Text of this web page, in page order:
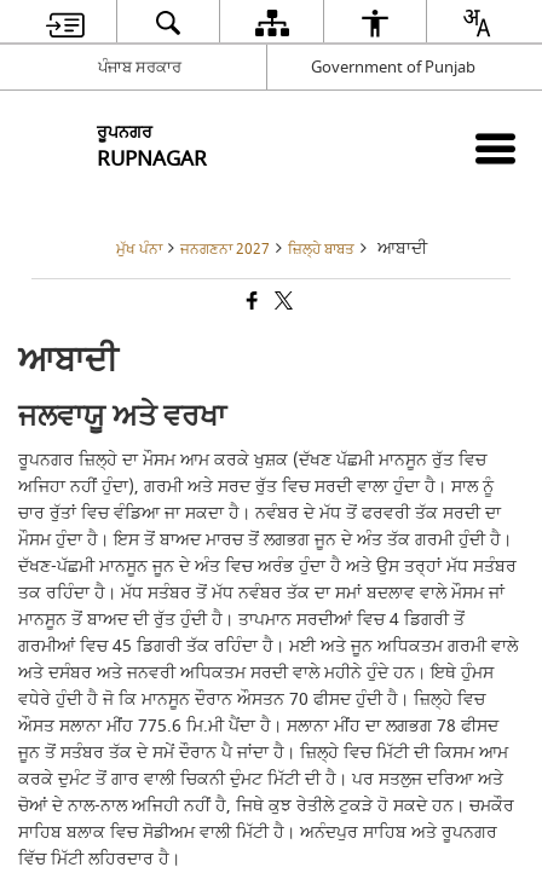
ਪੰਜਾਬ ਸਰਕਾਰ Government of Punjab
ਰੂਪਨਗਰ
RUPNAGAR
ਮੁੱਖ ਪੰਨਾ ਜਨਗਣਨਾ 2027 ਜ਼ਿਲ੍ਹੇ ਬਾਬਤ ਆਬਾਦੀ
ਆਬਾਦੀ
ਜਲਵਾਯੂ ਅਤੇ ਵਰਖਾ
ਰੂਪਨਗਰ ਜ਼ਿਲ੍ਹੇ ਦਾ ਮੌਸਮ ਆਮ ਕਰਕੇ ਖੁਸ਼ਕ (ਦੱਖਣ ਪੱਛਮੀ ਮਾਨਸੂਨ ਰੁੱਤ ਵਿਚ
ਅਜਿਹਾ ਨਹੀਂ ਹੁੰਦਾ), ਗਰਮੀ ਅਤੇ ਸਰਦ ਰੁੱਤ ਵਿਚ ਸਰਦੀ ਵਾਲਾ ਹੁੰਦਾ ਹੈ। ਸਾਲ ਨੂੰ
ਚਾਰ ਰੁੱਤਾਂ ਵਿਚ ਵੰਡਿਆ ਜਾ ਸਕਦਾ ਹੈ। ਨਵੰਬਰ ਦੇ ਮੱਧ ਤੋਂ ਫਰਵਰੀ ਤੱਕ ਸਰਦੀ ਦਾ
ਮੌਸਮ ਹੁੰਦਾ ਹੈ। ਇਸ ਤੋਂ ਬਾਅਦ ਮਾਰਚ ਤੋਂ ਲਗਭਗ ਜੂਨ ਦੇ ਅੰਤ ਤੱਕ ਗਰਮੀ ਹੁੰਦੀ ਹੈ।
ਦੱਖਣ-ਪੱਛਮੀ ਮਾਨਸੂਨ ਜੂਨ ਦੇ ਅੰਤ ਵਿਚ ਅਰੰਭ ਹੁੰਦਾ ਹੈ ਅਤੇ ਉਸ ਤਰ੍ਹਾਂ ਮੱਧ ਸਤੰਬਰ
ਤਕ ਰਹਿੰਦਾ ਹੈ। ਮੱਧ ਸਤੰਬਰ ਤੋਂ ਮੱਧ ਨਵੰਬਰ ਤੱਕ ਦਾ ਸਮਾਂ ਬਦਲਾਵ ਵਾਲੇ ਮੌਸਮ ਜਾਂ
ਮਾਨਸੂਨ ਤੋਂ ਬਾਅਦ ਦੀ ਰੁੱਤ ਹੁੰਦੀ ਹੈ। ਤਾਪਮਾਨ ਸਰਦੀਆਂ ਵਿਚ 4 ਡਿਗਰੀ ਤੋਂ
ਗਰਮੀਆਂ ਵਿਚ 45 ਡਿਗਰੀ ਤੱਕ ਰਹਿੰਦਾ ਹੈ। ਮਈ ਅਤੇ ਜੂਨ ਅਧਿਕਤਮ ਗਰਮੀ ਵਾਲੇ
ਅਤੇ ਦਸੰਬਰ ਅਤੇ ਜਨਵਰੀ ਅਧਿਕਤਮ ਸਰਦੀ ਵਾਲੇ ਮਹੀਨੇ ਹੁੰਦੇ ਹਨ। ਇਥੇ ਹੁੰਮਸ
ਵਧੇਰੇ ਹੁੰਦੀ ਹੈ ਜੋ ਕਿ ਮਾਨਸੂਨ ਦੌਰਾਨ ਔਸਤਨ 70 ਫੀਸਦ ਹੁੰਦੀ ਹੈ। ਜ਼ਿਲ੍ਹੇ ਵਿਚ
ਔਸਤ ਸਲਾਨਾ ਮੀਂਹ 775.6 ਮਿ.ਮੀ ਪੈਂਦਾ ਹੈ। ਸਲਾਨਾ ਮੀਂਹ ਦਾ ਲਗਭਗ 78 ਫੀਸਦ
ਜੂਨ ਤੋਂ ਸਤੰਬਰ ਤੱਕ ਦੇ ਸਮੇਂ ਦੌਰਾਨ ਪੈ ਜਾਂਦਾ ਹੈ। ਜ਼ਿਲ੍ਹੇ ਵਿਚ ਮਿੱਟੀ ਦੀ ਕਿਸਮ ਆਮ
ਕਰਕੇ ਦੁਮੰਟ ਤੋਂ ਗਾਰ ਵਾਲੀ ਚਿਕਨੀ ਦੁੰਮਟ ਮਿੱਟੀ ਦੀ ਹੈ। ਪਰ ਸਤਲੁਜ ਦਰਿਆ ਅਤੇ
ਚੋਆਂ ਦੇ ਨਾਲ-ਨਾਲ ਅਜਿਹੀ ਨਹੀਂ ਹੈ, ਜਿਥੇ ਕੁਝ ਰੇਤੀਲੇ ਟੁਕੜੇ ਹੋ ਸਕਦੇ ਹਨ। ਚਮਕੌਰ
ਸਾਹਿਬ ਬਲਾਕ ਵਿਚ ਸੋਡੀਅਮ ਵਾਲੀ ਮਿੱਟੀ ਹੈ। ਅਨੰਦਪੁਰ ਸਾਹਿਬ ਅਤੇ ਰੂਪਨਗਰ
ਵਿੱਚ ਮਿੱਟੀ ਲਹਿਰਦਾਰ ਹੈ।